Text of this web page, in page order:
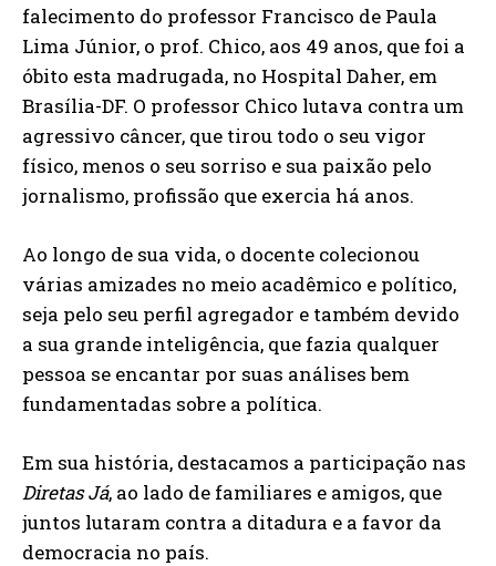
falecimento do professor Francisco de Paula
Lima Júnior, o prof. Chico, aos 49 anos, que foi a
óbito esta madrugada, no Hospital Daher, em
Brasília-DF. O professor Chico lutava contra um
agressivo câncer, que tirou todo o seu vigor
físico, menos o seu sorriso e sua paixão pelo
jornalismo, profissão que exercia há anos.
Ao longo de sua vida, o docente colecionou
várias amizades no meio acadêmico e político,
seja pelo seu perfil agregador e também devido
a sua grande inteligência, que fazia qualquer
pessoa se encantar por suas análises bem
fundamentadas sobre a política.
Em sua história, destacamos a participação nas
Diretas Já, ao lado de familiares e amigos, que
juntos lutaram contra a ditadura e a favor da
democracia no país.